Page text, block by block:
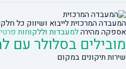
המעבדה המרכזית לייבוא ושיווק כל
אספקה מהירהלמעבדות וללקוחות
מובילים בסלולר עם למעלה מ15
שירות תיקונים במקום